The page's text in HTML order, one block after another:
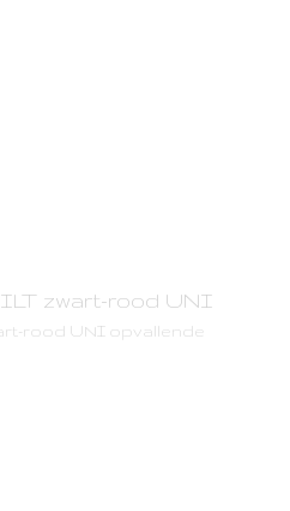
zwart-rood UNI
rood UNI opvallende